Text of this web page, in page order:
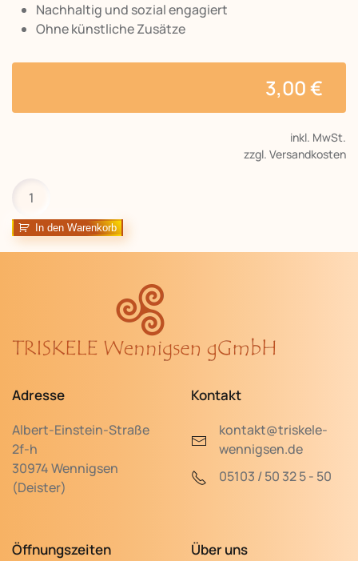
Nachhaltig und sozial engagiert
Ohne künstliche Zusätze
3,00€
inkl. MwSt.
zzgl. Versandkosten
Karotten-
Chutney
"Liebe²"
In den Warenkorb
Adresse
Albert-Einstein-Straße
2f-h
30974 Wennigsen
(Deister)
Kontakt
kontakt@triskele-
wennigsen.de
05103 / 50 32 5 - 50
Öffnungszeiten Über uns